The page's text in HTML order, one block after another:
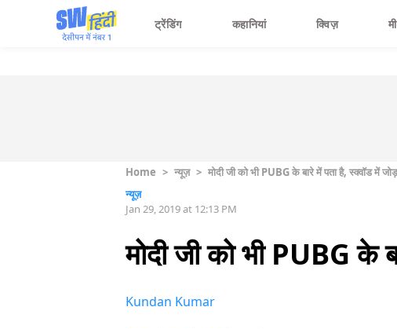
ट्रेंडिंग कहानियां क्विज़
Home > न्यूज़ > मोदी जी को भी PUBG के बारे में पता है, स्क्वॉड में
न्यूज़
Jan 29, 2019 at 12:13 PM
मोदी जी को भी PUBG के
Kundan Kumar